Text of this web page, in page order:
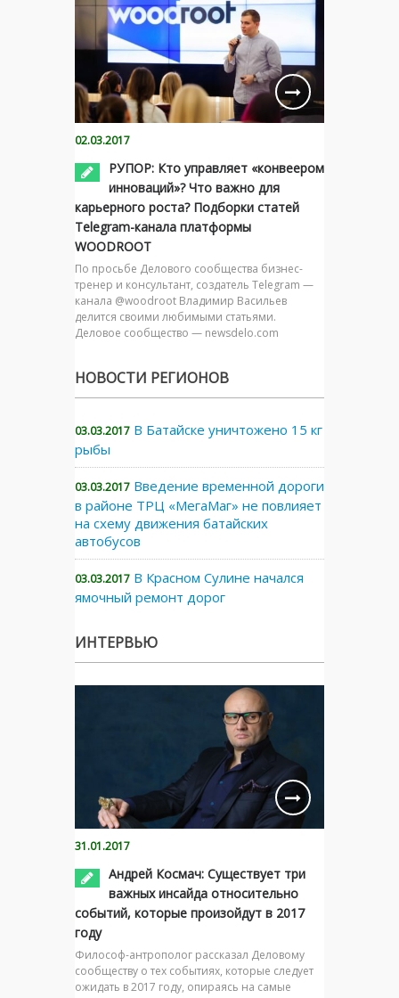
02.03.2017
РУПОР: Кто управляет «конвеером
инноваций»? Что важно для
карьерного роста? Подборки статей
Telegram-канала платформы
WOODROOT
По просьбе Делового сообщества бизнес-
тренер и консультант, создатель Telegram —
канала @woodroot Владимир Васильев
делится своими любимыми статьями.
Деловое сообщество — newsdelo.com
НОВОСТИ РЕГИОНОВ
03.03.2017 В Батайске уничтожено 15 кг
рыбы
03.03.2017 Введение временной дороги
в районе ТРЦ «МегаМаг» не повлияет
на схему движения батайских
автобусов
03.03.2017 В Красном Сулине начался
ямочный ремонт дорог
ИНТЕРВЬЮ
31.01.2017
Андрей Космач: Существует три
важных инсайда относительно
событий, которые произойдут в 2017
году
Философ-антрополог рассказал Деловому
сообществу о тех событиях, которые следует
ожидать в 2017 году, опираясь на самые